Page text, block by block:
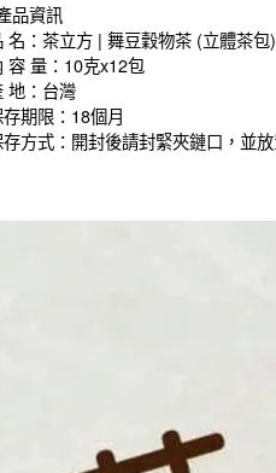
品資訊
名：茶立方 | 舞豆穀物茶 (立體茶包)
容 量：10克x12包
地：台灣
期限：18個月
方式：開封後請封緊夾鏈口，並